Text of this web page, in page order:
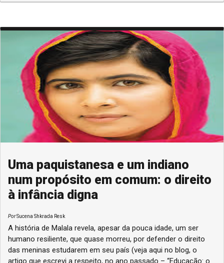
Uma paquistanesa e um indiano
num propósito em comum: o direito
à infância digna
PorSucena Shkrada Resk
A história de Malala revela, apesar da pouca idade, um ser
humano resiliente, que quase morreu, por defender o direito
das meninas estudarem em seu país (veja aqui no blog, o
artigo que escrevi a respeito, no ano passado – “Educação: o